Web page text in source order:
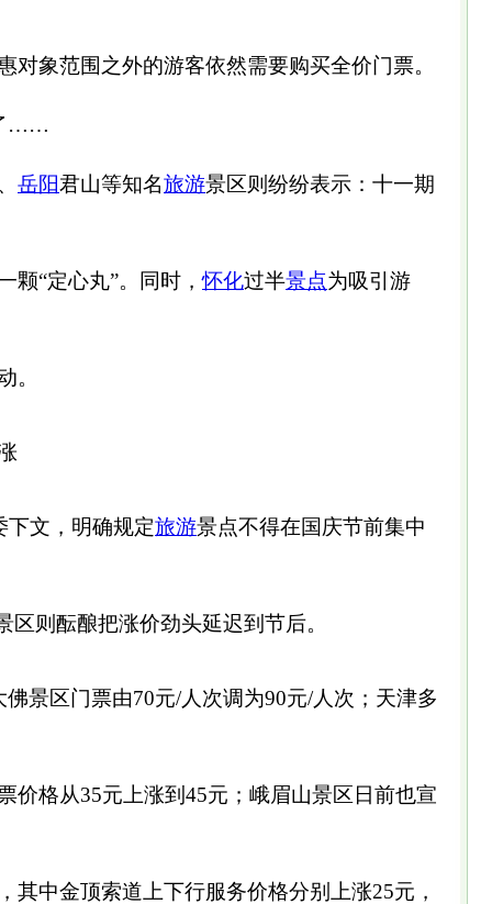
对象范围之外的游客依然需要购买全价门票。
……
岳阳君山等知名旅游景区则纷纷表示：十一期
颗“定心丸”。同时，怀化过半景点为吸引游
。
文，明确规定旅游景点不得在国庆节前集中
区则酝酿把涨价劲头延迟到节后。
区门票由70元/人次调为90元/人次；天津多
价格从35元上涨到45元；峨眉山景区日前也宣
其中金顶索道上下行服务价格分别上涨25元，